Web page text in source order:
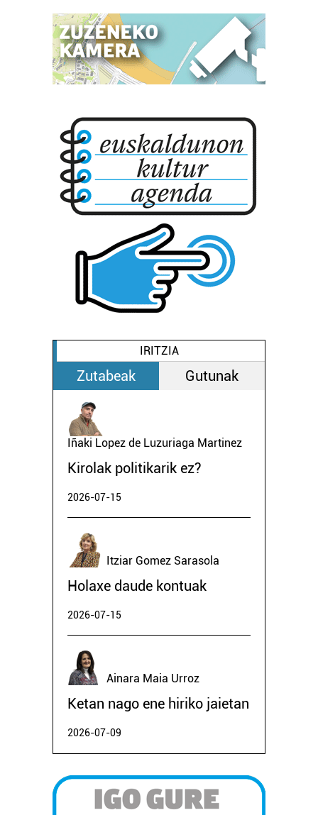
IRITZIA
Zutabeak Gutunak
Iñaki Lopez de Luzuriaga Martinez
Kirolak politikarik ez?
2026-07-15
Itziar Gomez Sarasola
Holaxe daude kontuak
2026-07-15
Ainara Maia Urroz
Ketan nago ene hiriko jaietan
2026-07-09